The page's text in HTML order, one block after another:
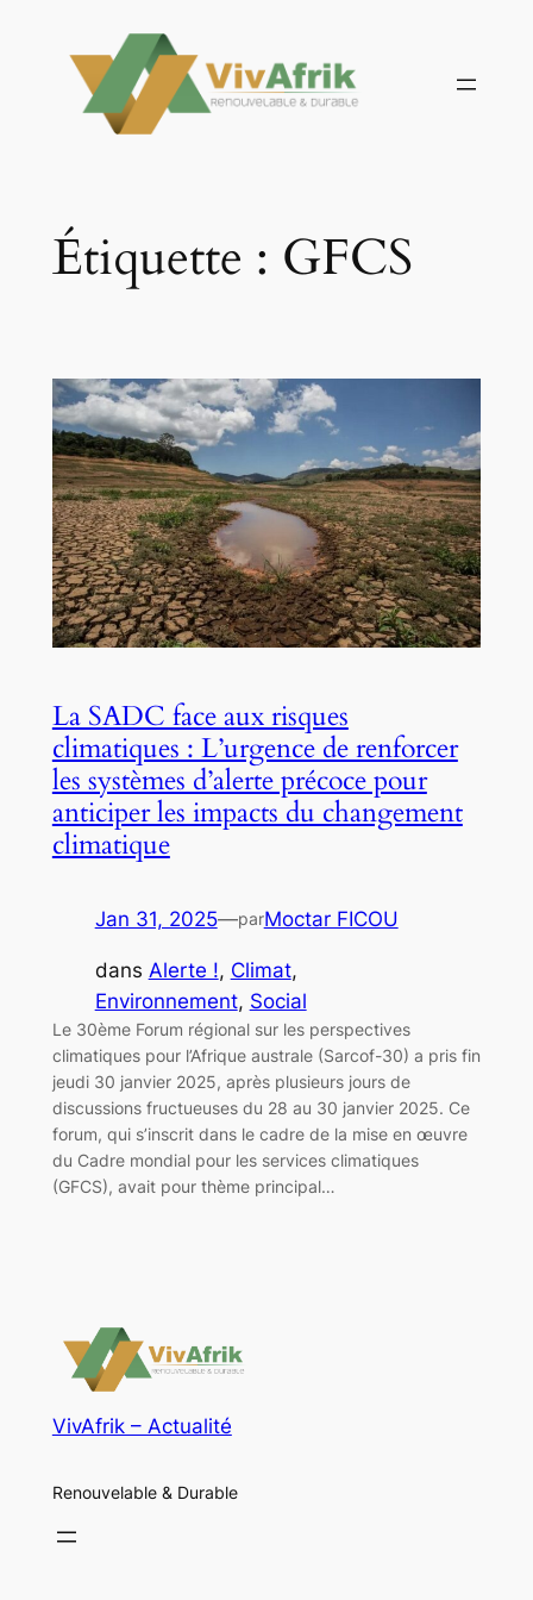
contenu
Étiquette : GFCS
La SADC face aux risques
climatiques : L’urgence de renforcer
les systèmes d’alerte précoce pour
anticiper les impacts du changement
climatique
Jan 31, 2025—parMoctar FICOU
dans Alerte !, Climat
Environnement, Social
Le 30ème Forum régional sur les perspectives
climatiques pour l’Afrique australe (Sarcof-30) a pris fin
jeudi 30 janvier 2025, après plusieurs jours de
discussions fructueuses du 28 au 30 janvier 2025. Ce
forum, qui s’inscrit dans le cadre de la mise en œuvre
du Cadre mondial pour les services climatiques
(GFCS), avait pour thème principal…
VivAfrik – Actualité
Renouvelable & Durable